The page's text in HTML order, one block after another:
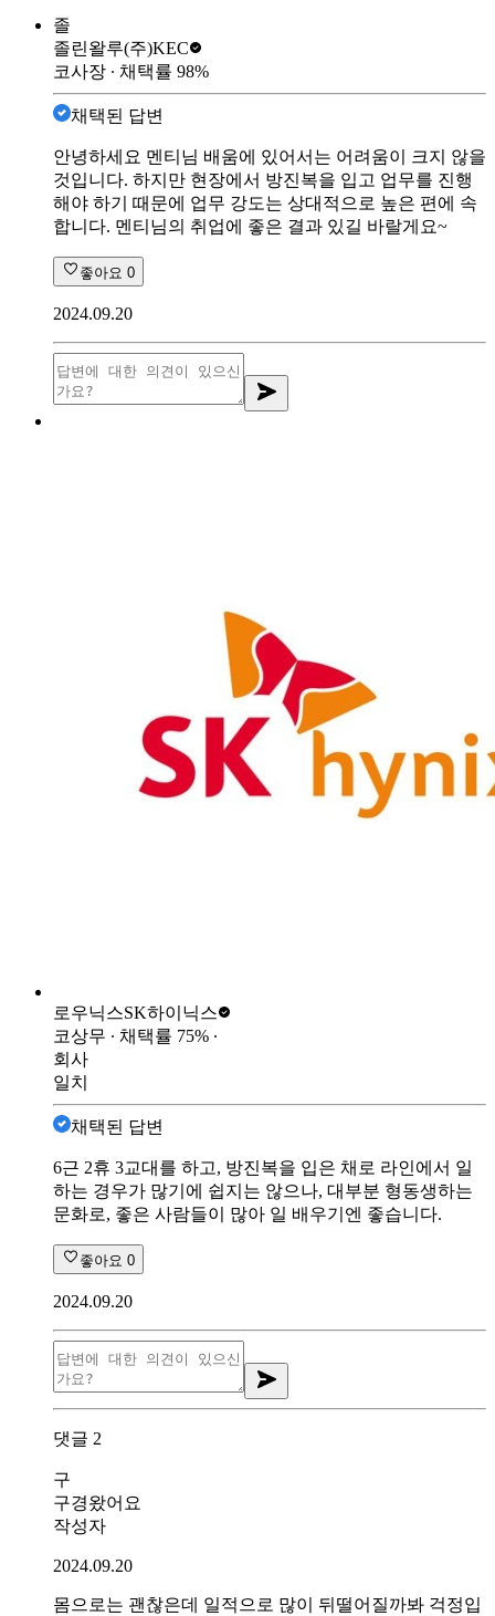
졸
졸린왈루(주)KEC
코사장 ∙ 채택률 98%
채택된 답변
안녕하세요 멘티님 배움에 있어서는 어려움이 크지 않을
것입니다. 하지만 현장에서 방진복을 입고 업무를 진행
해야 하기 때문에 업무 강도는 상대적으로 높은 편에 속
합니다. 멘티님의 취업에 좋은 결과 있길 바랄게요~
좋아요 0
2024.09.20
로우닉스SK하이닉스
코상무 ∙ 채택률 75% ∙
회사
일치
채택된 답변
6근 2휴 3교대를 하고, 방진복을 입은 채로 라인에서 일
하는 경우가 많기에 쉽지는 않으나, 대부분 형동생하는
문화로, 좋은 사람들이 많아 일 배우기엔 좋습니다.
좋아요 0
2024.09.20
댓글 2
구
구경왔어요
작성자
2024.09.20
몸으로는 괜찮은데 일적으로 많이 뒤떨어질까봐 걱정입